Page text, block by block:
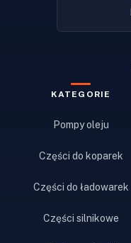
KATEGORIE
Pompy oleju
Części do koparek
Części do ładowarek
Części silnikowe